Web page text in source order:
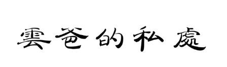
primary
navigation
content
primary
sidebar